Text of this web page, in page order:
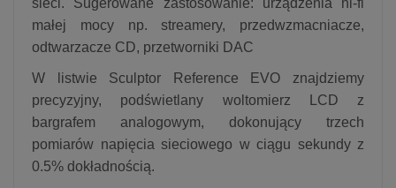
małej mocy np. streamery, przedwzmacniacze,
odtwarzacze CD, przetworniki DAC
W listwie Sculptor Reference EVO znajdziemy
precyzyjny, podświetlany woltomierz LCD z
bargrafem analogowym, dokonujący trzech
pomiarów napięcia sieciowego w ciągu sekundy z
0.5% dokładnością.